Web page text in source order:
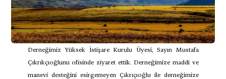
Derneğimiz Yüksek İstişare Kurulu Üyesi, Sayın Mustafa
Çıkrıkçıoğlunu ofisinde ziyaret ettik. Derneğimize maddi ve
manevi desteğini esirgemeyen Çıkrıçıoğlu ile derneğimize